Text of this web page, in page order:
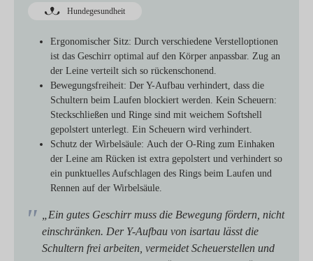
Hundegesundheit
Ergonomischer Sitz: Durch verschiedene Verstelloptionen
ist das Geschirr optimal auf den Körper anpassbar. Zug an
der Leine verteilt sich so rückenschonend.
Bewegungsfreiheit: Der Y-Aufbau verhindert, dass die
Schultern beim Laufen blockiert werden. Kein Scheuern:
Steckschließen und Ringe sind mit weichem Softshell
gepolstert unterlegt. Ein Scheuern wird verhindert.
Schutz der Wirbelsäule: Auch der O-Ring zum Einhaken
der Leine am Rücken ist extra gepolstert und verhindert so
ein punktuelles Aufschlagen des Rings beim Laufen und
Rennen auf der Wirbelsäule.
„Ein gutes Geschirr muss die Bewegung fördern, nicht
einschränken. Der Y-Aufbau von isartau lässt die
Schultern frei arbeiten, vermeidet Scheuerstellen und